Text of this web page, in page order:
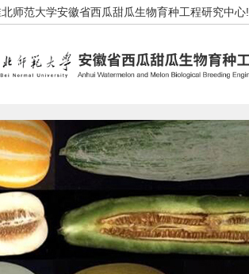
师范大学安徽省西瓜甜瓜生物育种工程研究中心!